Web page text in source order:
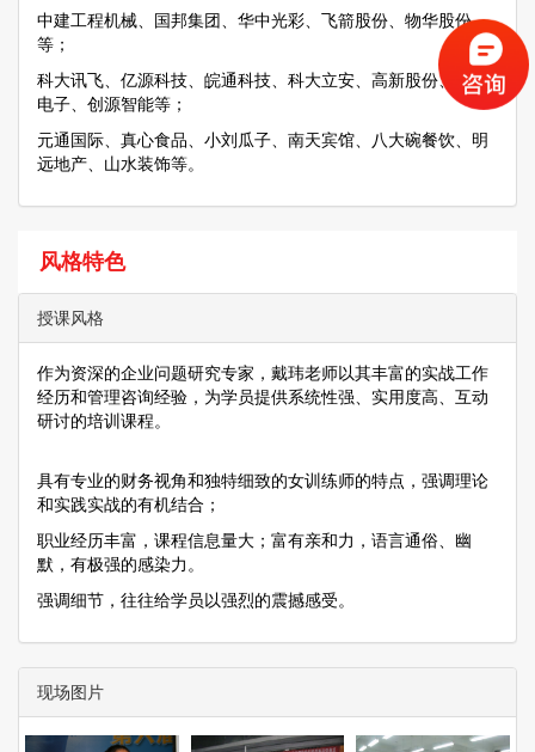
中建工程机械、国邦集团、华中光彩、飞箭股份、物华股份
等；
科大讯飞、亿源科技、皖通科技、科大立安、高新股份、四创
电子、创源智能等；
元通国际、真心食品、小刘瓜子、南天宾馆、八大碗餐饮、明
远地产、山水装饰等。
风格特色
授课风格
作为资深的企业问题研究专家，戴玮老师以其丰富的实战工作
经历和管理咨询经验，为学员提供系统性强、实用度高、互动
研讨的培训课程。
具有专业的财务视角和独特细致的女训练师的特点，强调理论
和实践实战的有机结合；
职业经历丰富，课程信息量大；富有亲和力，语言通俗、幽
默，有极强的感染力。
强调细节，往往给学员以强烈的震撼感受。
现场图片